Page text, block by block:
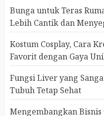
Bunga untuk Teras
Lebih Cantik dan
Kostum Cosplay, Cara
Favorit dengan Gaya
Fungsi Liver yang
Tubuh Tetap Sehat
Mengembangkan